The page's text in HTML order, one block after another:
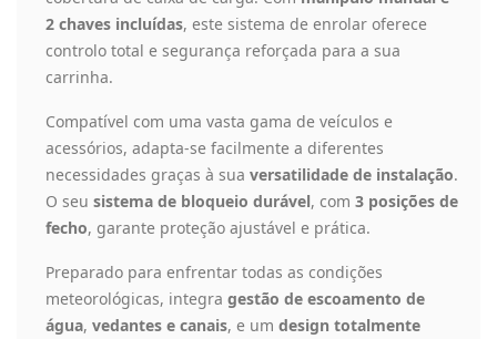
2 chaves incluídas, este sistema de enrolar oferece
controlo total e segurança reforçada para a sua
carrinha.
Compatível com uma vasta gama de veículos e
acessórios, adapta-se facilmente a diferentes
necessidades graças à sua versatilidade de instalação.
O seu sistema de bloqueio durável, com 3 posições de
fecho, garante proteção ajustável e prática.
Preparado para enfrentar todas as condições
meteorológicas, integra gestão de escoamento de
água, vedantes e canais, e um design totalmente